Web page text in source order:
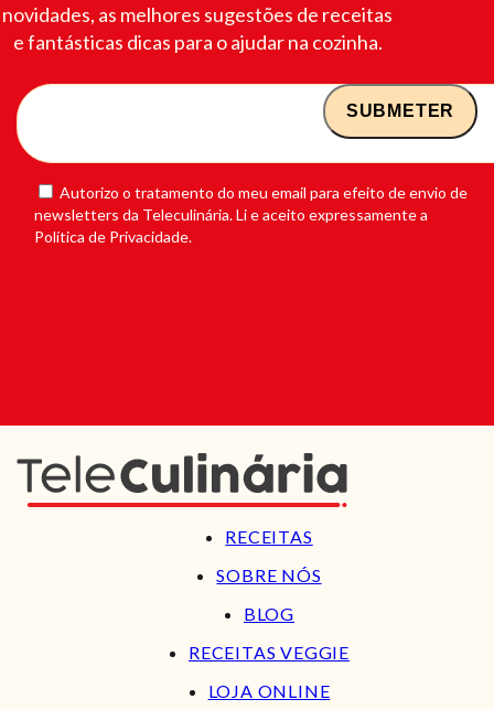
novidades, as melhores sugestões de receitas
e fantásticas dicas para o ajudar na cozinha.
Autorizo o tratamento do meu email para efeito de envio de
newsletters da Teleculinária. Li e aceito expressamente a
Política de Privacidade.
RECEITAS
SOBRE NÓS
BLOG
RECEITAS VEGGIE
LOJA ONLINE